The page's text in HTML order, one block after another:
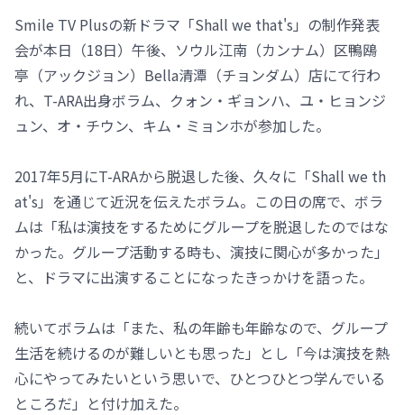
Smile TV Plusの新ドラマ「Shall we that's」の制作発表
会が本日（18日）午後、ソウル江南（カンナム）区鴨鴎
亭（アックジョン）Bella清潭（チョンダム）店にて行わ
れ、T-ARA出身ボラム、クォン・ギョンハ、ユ・ヒョンジ
ュン、オ・チウン、キム・ミョンホが参加した。
2017年5月にT-ARAから脱退した後、久々に「Shall we th
at's」を通じて近況を伝えたボラム。この日の席で、ボラ
ムは「私は演技をするためにグループを脱退したのではな
かった。グループ活動する時も、演技に関心が多かった」
と、ドラマに出演することになったきっかけを語った。
続いてボラムは「また、私の年齢も年齢なので、グループ
生活を続けるのが難しいとも思った」とし「今は演技を熱
心にやってみたいという思いで、ひとつひとつ学んでいる
ところだ」と付け加えた。